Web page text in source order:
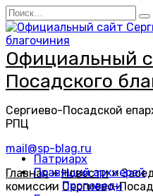
Перейти
к
содержанию
Search
for:
Официальный
Посадского
Сергиево-Посадской
РПЦ
mail@sp-blag.ru
Патриарх
Правящий архиерей
Проповеди
Главная » Новости »
комиссии Сергиево-